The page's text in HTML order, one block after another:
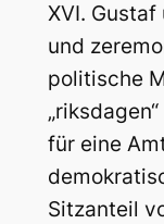
XVI.
und
politische
für eine
Sitzanteil